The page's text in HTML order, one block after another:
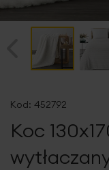
początek
galerii
Kod: 452792
Koc